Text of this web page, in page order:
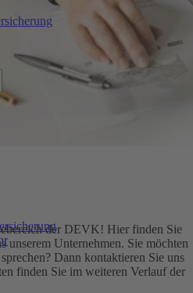
der DEVK! Hier finden Sie
unserem Unternehmen. Sie möchten
Dann kontaktieren Sie uns
finden Sie im weiteren Verlauf der